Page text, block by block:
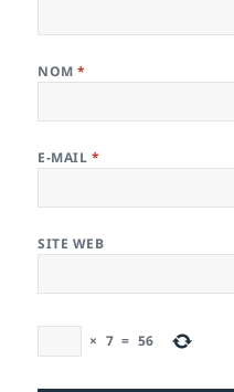
NOM*
E-MAIL *
SITE WEB
× 7 = 56